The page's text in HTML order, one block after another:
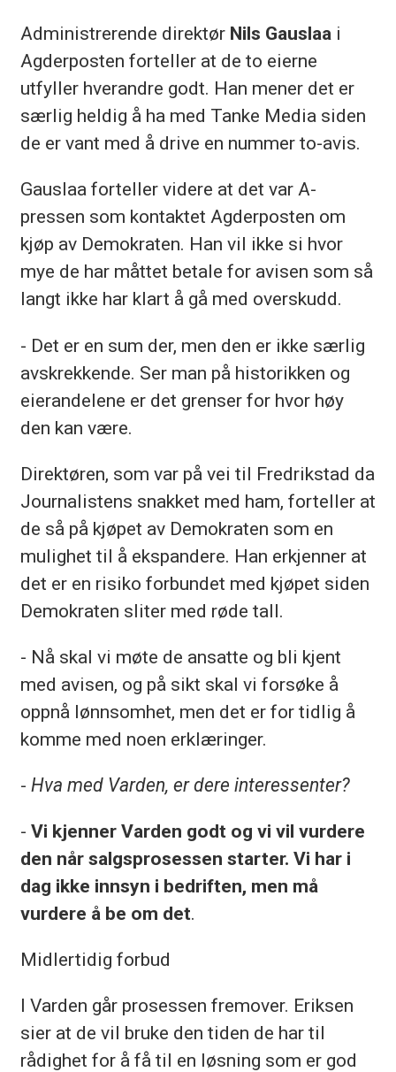
Administrerende direktør Nils Gauslaa i
Agderposten forteller at de to eierne
utfyller hverandre godt. Han mener det er
særlig heldig å ha med Tanke Media siden
de er vant med å drive en nummer to-avis.
Gauslaa forteller videre at det var A-
pressen som kontaktet Agderposten om
kjøp av Demokraten. Han vil ikke si hvor
mye de har måttet betale for avisen som så
langt ikke har klart å gå med overskudd.
- Det er en sum der, men den er ikke særlig
avskrekkende. Ser man på historikken og
eierandelene er det grenser for hvor høy
den kan være.
Direktøren, som var på vei til Fredrikstad da
Journalistens snakket med ham, forteller at
de så på kjøpet av Demokraten som en
mulighet til å ekspandere. Han erkjenner at
det er en risiko forbundet med kjøpet siden
Demokraten sliter med røde tall.
- Nå skal vi møte de ansatte og bli kjent
med avisen, og på sikt skal vi forsøke å
oppnå lønnsomhet, men det er for tidlig å
komme med noen erklæringer.
- Hva med Varden, er dere interessenter?
- Vi kjenner Varden godt og vi vil vurdere
den når salgsprosessen starter. Vi har i
dag ikke innsyn i bedriften, men må
vurdere å be om det.
Midlertidig forbud
I Varden går prosessen fremover. Eriksen
sier at de vil bruke den tiden de har til
rådighet for å få til en løsning som er god